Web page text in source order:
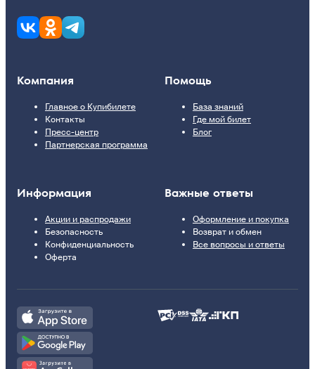
Компания
Главное о Купибилете
Контакты
Пресс-центр
Партнерская программа
Помощь
База знаний
Где мой билет
Блог
Информация
Акции и распродажи
Безопасность
Конфиденциальность
Оферта
Важные ответы
Оформление и покупка
Возврат и обмен
Все вопросы и ответы